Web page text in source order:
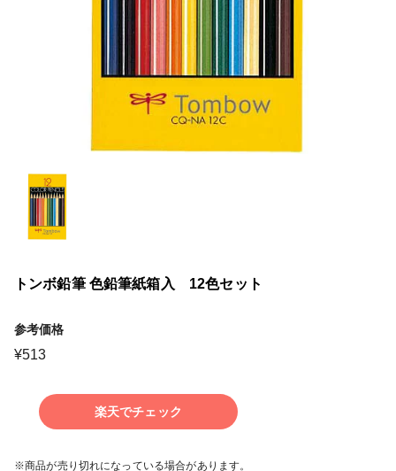
トンボ鉛筆 色鉛筆紙箱入 12色セット
参考価格
¥513
楽天でチェック
※商品が売り切れになっている場合があります。